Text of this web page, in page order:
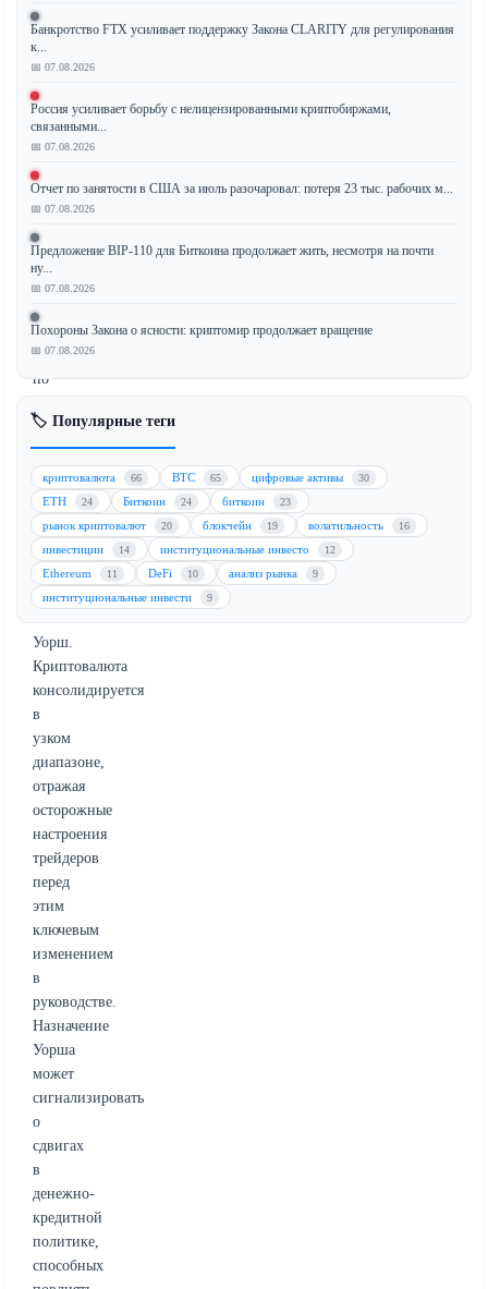
Биткоин
(BTC)
сохраняет
боковое
вблизи
уровня
$77
000
на
фоне
ожиданий
рынка
по
руководства
Федеральной
резервной
системы,
где
пост
председателя
займет
Уорш.
Криптовалюта
консолидируется
в
узком
диапазоне,
отражая
осторожные
настроения
трейдеров
перед
этим
ключевым
изменением
в
руководстве.
Назначение
Уорша
может
сигнализировать
о
сдвигах
в
денежно-
кредитной
политике,
способных
Банкротство FTX усиливает поддержку Закона CLARITY для регулирования
к...
📅 07.08.2026
Россия усиливает борьбу с нелицензированными криптобиржами,
связанными...
📅 07.08.2026
Отчет по занятости в США за июль разочаровал: потеря 23 тыс. рабочих м...
📅 07.08.2026
Предложение BIP-110 для Биткоина продолжает жить, несмотря на почти
ну...
📅 07.08.2026
Похороны Закона о ясности: криптомир продолжает вращение
📅 07.08.2026
🏷️ Популярные теги
криптовалюта 66 BTC 65 цифровые активы 30
ETH 24 Биткоин 24 биткоин 23
рынок криптовалют 20 блокчейн 19 волатильность 16
инвестиции 14 институциональные инвесто 12
Ethereum 11 DeFi 10 анализ рынка 9
институциональные инвести 9